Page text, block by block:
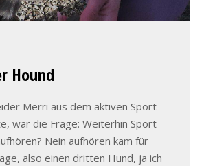
Hound
Merri aus dem aktiven Sport
war die Frage: Weiterhin Sport
Nein aufhören kam für
also einen dritten Hund, ja ich